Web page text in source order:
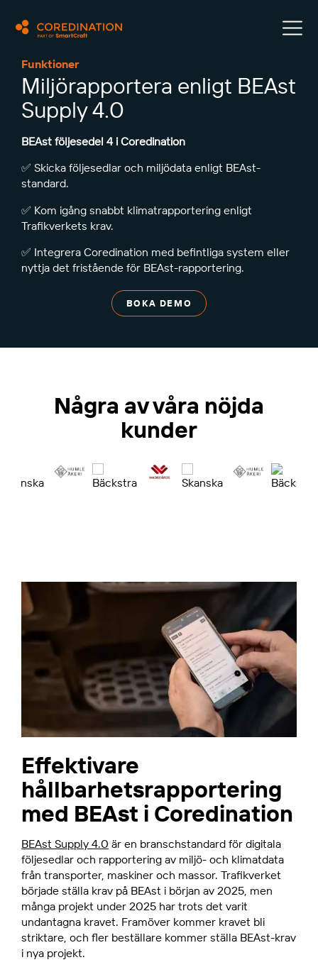
Funktioner
Miljörapportera enligt BEAst
Supply 4.0
BEAst följesedel 4 i Coredination
✅ Skicka följesedlar och miljödata enligt BEAst-
standard.
✅ Kom igång snabbt klimatrapportering enligt
Trafikverkets krav.
✅ Integrera Coredination med befintliga system eller
nyttja det fristående för BEAst-rapportering.
BOKA DEMO
Några av våra nöjda
kunder
Effektivare
hållbarhetsrapportering
med BEAst i Coredination
BEAst Supply 4.0 är en branschstandard för digitala
följesedlar och rapportering av miljö- och klimatdata
från transporter, maskiner och massor. Trafikverket
började ställa krav på BEAst i början av 2025, men
många projekt under 2025 har trots det varit
undantagna kravet. Framöver kommer kravet bli
striktare, och fler beställare kommer ställa BEAst-krav
i nya projekt.